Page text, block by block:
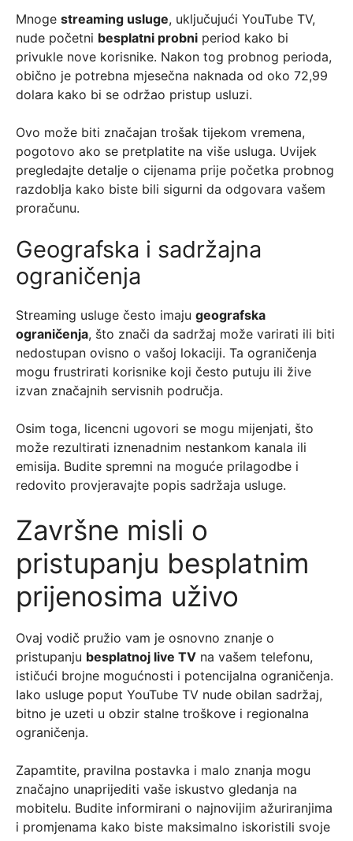
Mnoge streaming usluge, uključujući YouTube TV,
nude početni besplatni probni period kako bi
privukle nove korisnike. Nakon tog probnog perioda,
obično je potrebna mjesečna naknada od oko 72,99
dolara kako bi se održao pristup usluzi.
Ovo može biti značajan trošak tijekom vremena,
pogotovo ako se pretplatite na više usluga. Uvijek
pregledajte detalje o cijenama prije početka probnog
razdoblja kako biste bili sigurni da odgovara vašem
proračunu.
Geografska i sadržajna
ograničenja
Streaming usluge često imaju geografska
ograničenja, što znači da sadržaj može varirati ili biti
nedostupan ovisno o vašoj lokaciji. Ta ograničenja
mogu frustrirati korisnike koji često putuju ili žive
izvan značajnih servisnih područja.
Osim toga, licencni ugovori se mogu mijenjati, što
može rezultirati iznenadnim nestankom kanala ili
emisija. Budite spremni na moguće prilagodbe i
redovito provjeravajte popis sadržaja usluge.
Završne misli o
pristupanju besplatnim
prijenosima uživo
Ovaj vodič pružio vam je osnovno znanje o
pristupanju besplatnoj live TV na vašem telefonu,
ističući brojne mogućnosti i potencijalna ograničenja.
Iako usluge poput YouTube TV nude obilan sadržaj,
bitno je uzeti u obzir stalne troškove i regionalna
ograničenja.
Zapamtite, pravilna postavka i malo znanja mogu
značajno unaprijediti vaše iskustvo gledanja na
mobitelu. Budite informirani o najnovijim ažuriranjima
i promjenama kako biste maksimalno iskoristili svoje